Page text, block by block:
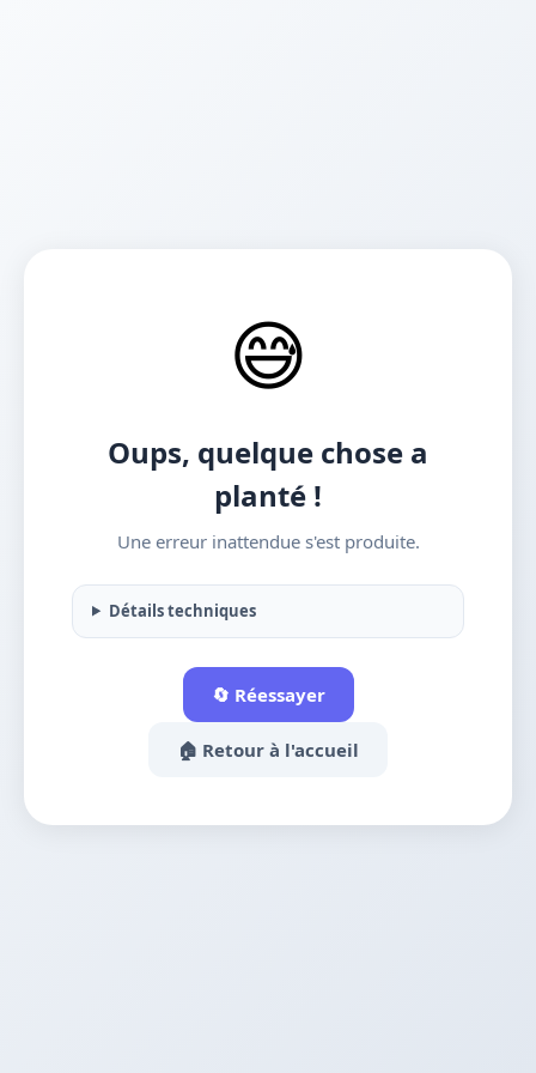
😅
Oups, quelque chose a
planté !
Une erreur inattendue s'est produite.
Détails techniques
🔄 Réessayer
🏠 Retour à l'accueil